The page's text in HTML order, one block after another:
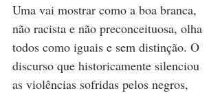
Uma vai mostrar como a boa branca,
não racista e não preconceituosa, olha
todos como iguais e sem distinção. O
discurso que historicamente silenciou
as violências sofridas pelos negros,